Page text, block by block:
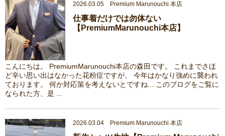
2026.03.05 Premium Marunouchi 本店
仕事着だけでは勿体ない
【PremiumMarunouchi本店】
こんにちは。 PremiumMarunouchi本店の森田です。 これまでさほ
ど辛い思い出はなかった花粉症ですが、 今年はかなり強めに襲われ
ております。 何か対応策を考えないとですね... このブログをご覧に
なられた方、是 ...
2026.03.04 Premium Marunouchi 本店